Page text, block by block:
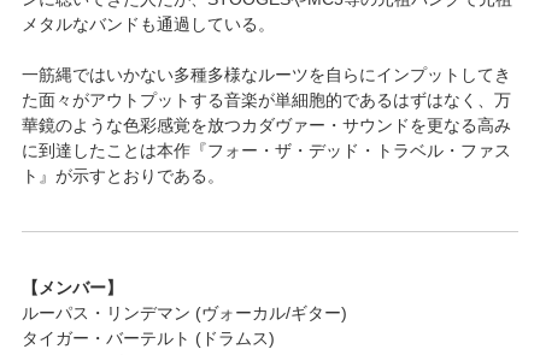
メタルなバンドも通過している。
一筋縄ではいかない多種多様なルーツを自らにインプットしてき
た面々がアウトプットする音楽が単細胞的であるはずはなく、万
華鏡のような色彩感覚を放つカダヴァー・サウンドを更なる高み
に到達したことは本作『フォー・ザ・デッド・トラベル・ファス
ト』が示すとおりである。
【メンバー】
ルーパス・リンデマン (ヴォーカル/ギター)
タイガー・バーテルト (ドラムス)